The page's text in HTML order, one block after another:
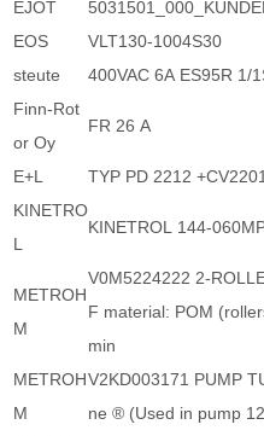
EJOT
EOS
VLT130-1004S30
steute
400VAC 6A ES95R 1/
Finn-Rot
or Oy
FR 26 A
E+L
TYP PD 2212 +CV2201
KINETRO
L
KINETROL 144-
METROH
M
V0M5224222 2-
F material: POM
min
METROH
M
V2KD003171 PUMP
ne ® (Used in pump